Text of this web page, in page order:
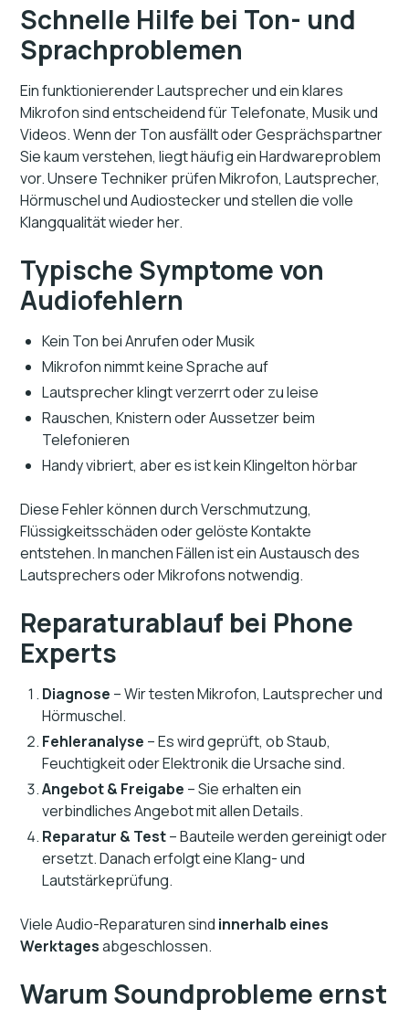
Schnelle Hilfe bei Ton- und
Sprachproblemen
Ein funktionierender Lautsprecher und ein klares
Mikrofon sind entscheidend für Telefonate, Musik und
Videos. Wenn der Ton ausfällt oder Gesprächspartner
Sie kaum verstehen, liegt häufig ein Hardwareproblem
vor. Unsere Techniker prüfen Mikrofon, Lautsprecher,
Hörmuschel und Audiostecker und stellen die volle
Klangqualität wieder her.
Typische Symptome von
Audiofehlern
Kein Ton bei Anrufen oder Musik
Mikrofon nimmt keine Sprache auf
Lautsprecher klingt verzerrt oder zu leise
Rauschen, Knistern oder Aussetzer beim
Telefonieren
Handy vibriert, aber es ist kein Klingelton hörbar
Diese Fehler können durch Verschmutzung,
Flüssigkeitsschäden oder gelöste Kontakte
entstehen. In manchen Fällen ist ein Austausch des
Lautsprechers oder Mikrofons notwendig.
Reparaturablauf bei Phone
Experts
Diagnose – Wir testen Mikrofon, Lautsprecher und
Hörmuschel.
Fehleranalyse – Es wird geprüft, ob Staub,
Feuchtigkeit oder Elektronik die Ursache sind.
Angebot & Freigabe – Sie erhalten ein
verbindliches Angebot mit allen Details.
Reparatur & Test– Bauteile werden gereinigt oder
ersetzt. Danach erfolgt eine Klang- und
Lautstärkeprüfung.
Viele Audio-Reparaturen sind innerhalb eines
Werktagesabgeschlossen.
Warum Soundprobleme ernst